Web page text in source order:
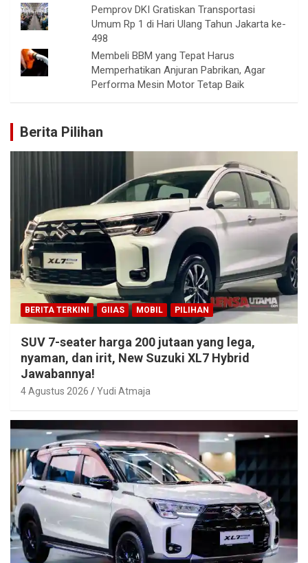
Pemprov DKI Gratiskan Transportasi
Umum Rp 1 di Hari Ulang Tahun Jakarta ke-
498
Membeli BBM yang Tepat Harus
Memperhatikan Anjuran Pabrikan, Agar
Performa Mesin Motor Tetap Baik
Berita Pilihan
BERITA TERKINI GIIAS MOBIL PILIHAN
SUV 7-seater harga 200 jutaan yang lega,
nyaman, dan irit, New Suzuki XL7 Hybrid
Jawabannya!
4 Agustus 2026 Yudi Atmaja